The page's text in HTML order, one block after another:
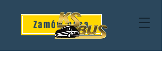
Zamów busa